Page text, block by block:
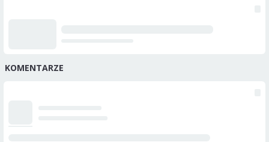
KOMENTARZE